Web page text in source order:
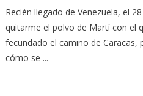
Recién llegado de Venezuela, el
quitarme el polvo de Martí con el
fecundado el camino de Caracas,
cómo se ...